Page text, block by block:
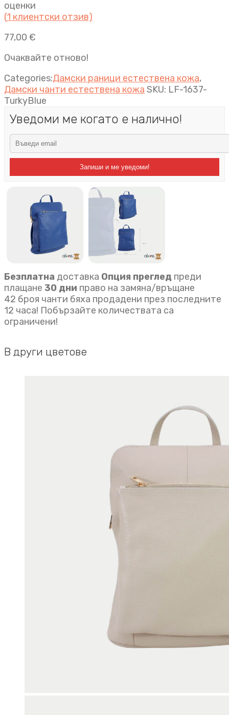
оценки
(1 клиентски отзив)
77,00 €
Очаквайте отново!
Categories:Дамски раници естествена кожа,
Дамски чанти естествена кожа SKU: LF-1637-
TurkyBlue
Уведоми ме когато е налично!
Запиши и ме уведоми!
Безплатна доставка Опция преглед преди
плащане 30 дни право на замяна/връщане
42 броя чанти бяха продадени през последните
12 часа! Побързайте количествата са
ограничени!
В други цветове